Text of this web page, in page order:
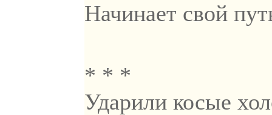
Начинает свой
* * *
Ударили косые